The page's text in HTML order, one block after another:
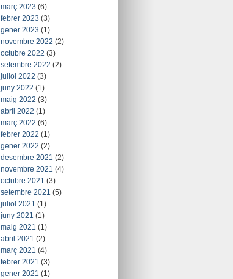
març 2023 (6)
febrer 2023 (3)
gener 2023 (1)
novembre 2022 (2)
octubre 2022 (3)
setembre 2022 (2)
juliol 2022 (3)
juny 2022 (1)
maig 2022 (3)
abril 2022 (1)
març 2022 (6)
febrer 2022 (1)
gener 2022 (2)
desembre 2021 (2)
novembre 2021 (4)
octubre 2021 (3)
setembre 2021 (5)
juliol 2021 (1)
juny 2021 (1)
maig 2021 (1)
abril 2021 (2)
març 2021 (4)
febrer 2021 (3)
gener 2021 (1)